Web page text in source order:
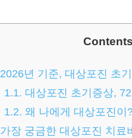
Contents
2026년 기준, 대상포진 초
1.1. 대상포진 초기증상,
1.2. 왜 나에게 대상포진이
가장 궁금한 대상포진 치료